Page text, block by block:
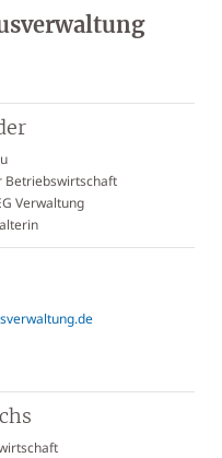
Betriebswirtschaft
Verwaltung